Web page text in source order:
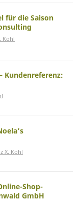
für die Saison
Kohl
Kundenreferenz:
X. Kohl
Shop-
GmbH